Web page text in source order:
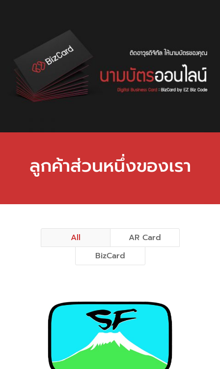
ลูกค้าส่วนหนึ่งของเรา
All
AR Card
BizCard